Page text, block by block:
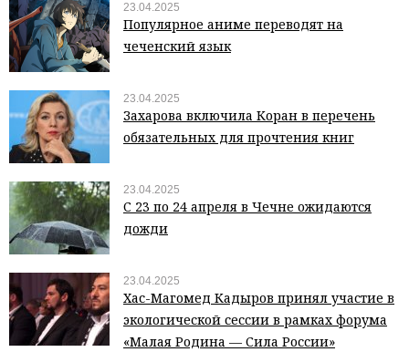
23.04.2025
Популярное аниме переводят на
чеченский язык
23.04.2025
Захарова включила Коран в перечень
обязательных для прочтения книг
23.04.2025
С 23 по 24 апреля в Чечне ожидаются
дожди
23.04.2025
Хас-Магомед Кадыров принял участие в
экологической сессии в рамках форума
«Малая Родина — Сила России»